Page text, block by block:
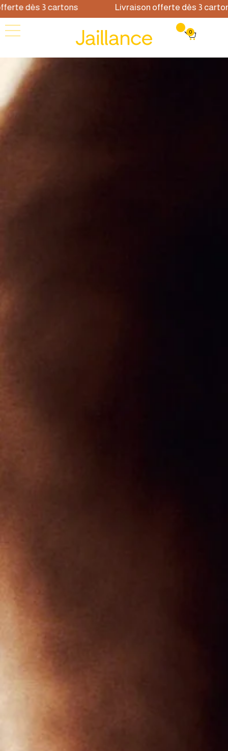
dès 3 cartons Livraison offerte dès 3 cartons
0